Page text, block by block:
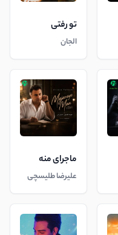
تو رفتی
الجان
ماجرای منه
علیرضا طلیسچی